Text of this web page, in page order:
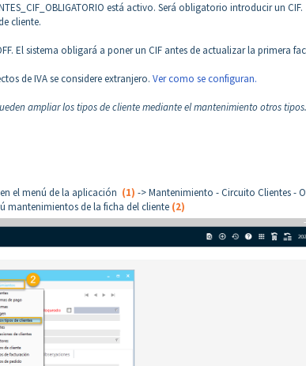
está activo. Será obligatorio introducir un
cliente.
El sistema obligará a poner un CIF antes de actualizar la primera
de IVA se considere extranjero. Ver como se configuran.
ampliar los tipos de cliente mediante el mantenimiento otros tipos.
el menú de la aplicación (1) -> Mantenimiento - Circuito Clientes -
mantenimientos de la ficha del cliente (2)